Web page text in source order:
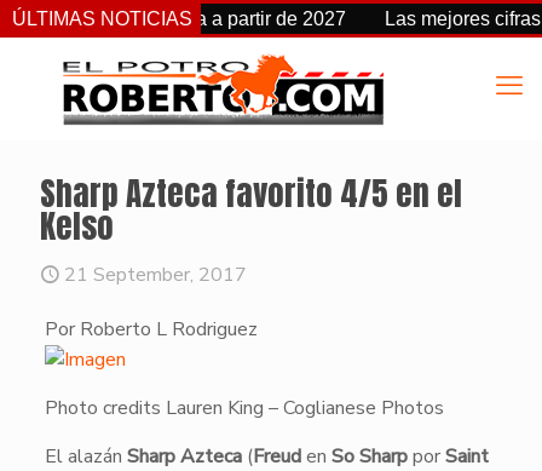
ÚLTIMAS NOTICIAS
de fecha a partir de 2027 Las mejores cifras Beyer
Sharp Azteca favorito 4/5 en el
Kelso
21 September, 2017
Por Roberto L Rodriguez
Photo credits Lauren King – Coglianese Photos
​El alazán Sharp Azteca(Freuden So SharpporSaint